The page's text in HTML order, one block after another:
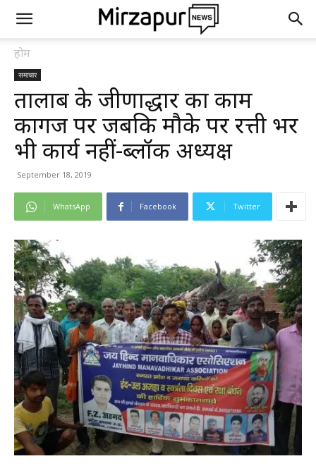
होम
समाचार
तालाब के जीर्णोद्धार का काम
कागज पर जबकि मौके पर रत्ती भर
भी कार्य नहीं-ब्लॉक अध्यक्ष
September 18, 2019
WhatsApp Facebook Twitter